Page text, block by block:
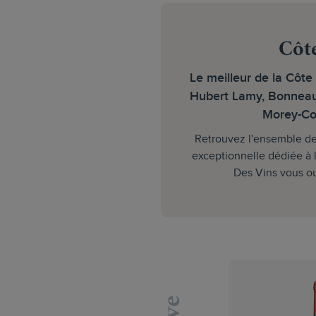
Le meilleur de la
Hubert Lamy,
Morey-
Retrouvez l'ensemble
exceptionnelle dédiée à
Des Vins vous